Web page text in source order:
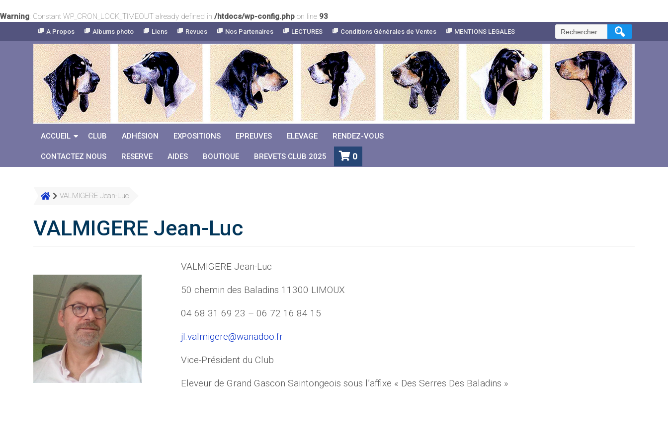
Warning: Constant WP_CRON_LOCK_TIMEOUT already defined in /htdocs/wp-config.php on line 93
A Propos Albums photo Liens Revues Nos Partenaires LECTURES Conditions Générales de Ventes MENTIONS LEGALES Rechercher :
ACCUEIL CLUB ADHÉSION EXPOSITIONS EPREUVES ELEVAGE RENDEZ-VOUS
CONTACTEZ NOUS RESERVE AIDES BOUTIQUE BREVETS CLUB 2025 0
VALMIGERE Jean-Luc
VALMIGERE Jean-Luc
VALMIGERE Jean-Luc
50 chemin des Baladins 11300 LIMOUX
04 68 31 69 23 – 06 72 16 84 15
jl.valmigere@wanadoo.fr
Vice-Président du Club
Eleveur de Grand Gascon Saintongeois sous l’affixe « Des Serres Des Baladins »